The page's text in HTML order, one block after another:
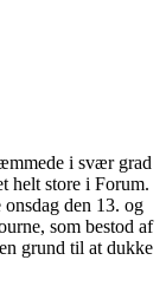
i svær grad
helt store i Forum.
den 13. og
som bestod af
grund til at dukke